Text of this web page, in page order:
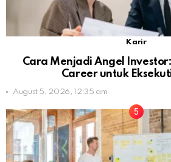
Karir
Cara Menjadi Angel
Career untuk
August 5, 2026, 12:35 am